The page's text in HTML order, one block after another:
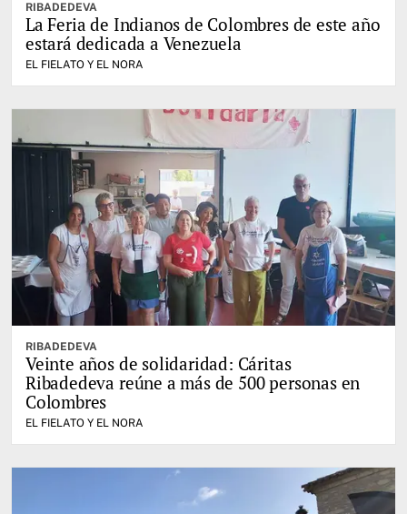
RIBADEDEVA
La Feria de Indianos de Colombres de este año
estará dedicada a Venezuela
EL FIELATO Y EL NORA
RIBADEDEVA
Veinte años de solidaridad: Cáritas
Ribadedeva reúne a más de 500 personas en
Colombres
EL FIELATO Y EL NORA